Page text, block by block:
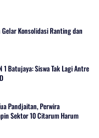
Konsolidasi Ranting dan
Batujaya: Siswa Tak Lagi Antre
Pandjaitan, Perwira
Sektor 10 Citarum Harum